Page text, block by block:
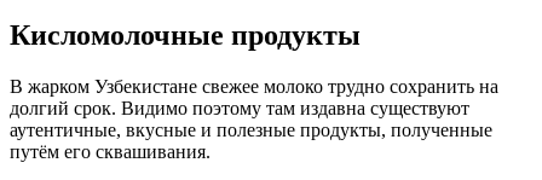
Кисломолочные продукты
В жарком Узбекистане свежее молоко трудно сохранить на
долгий срок. Видимо поэтому там издавна существуют
аутентичные, вкусные и полезные продукты, полученные
путём его сквашивания.